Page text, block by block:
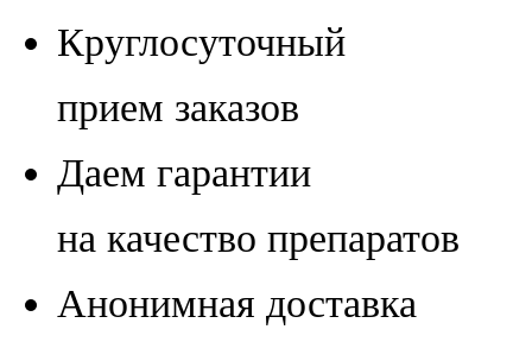
Круглосуточный
прием заказов
Даем гарантии
на качество препаратов
Анонимная доставка